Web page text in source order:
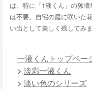
は、特に「1液くん」の独
は不要。自宅の庭に咲いた
い出として美しく残してみ
一液くんトップペー
> 淡彩一液くん
> 淡い色のシリーズ